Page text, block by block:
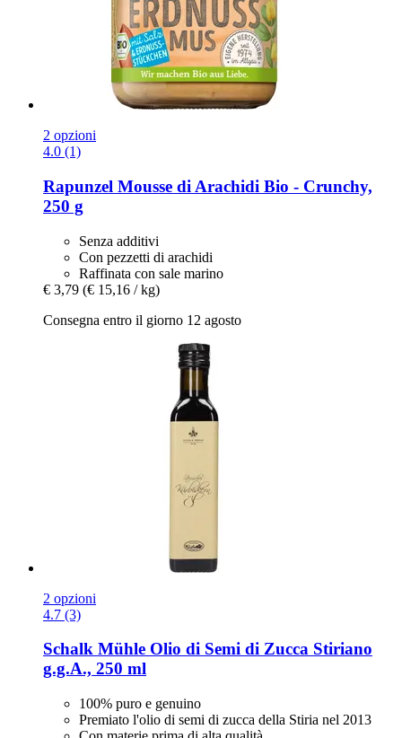
2 opzioni
4.0 (1)
Rapunzel Mousse di Arachidi Bio -​ Crunchy,
250 g
Senza additivi
Con pezzetti di arachidi
Raffinata con sale marino
€ 3,79 (€ 15,16 / kg)
Consegna entro il giorno 12 agosto
2 opzioni
4.7 (3)
Schalk Mühle Olio di Semi di Zucca Stiriano
g.g.A., 250 ml
100% puro e genuino
Premiato l'olio di semi di zucca della Stiria nel 2013